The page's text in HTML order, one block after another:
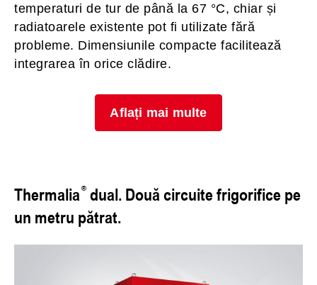
temperaturi de tur de până la 67 °C, chiar și
radiatoarele existente pot fi utilizate fără
probleme. Dimensiunile compacte facilitează
integrarea în orice clădire.
Aflați mai multe
Thermalia dual. Două circuite frigorifice pe
un metru pătrat.